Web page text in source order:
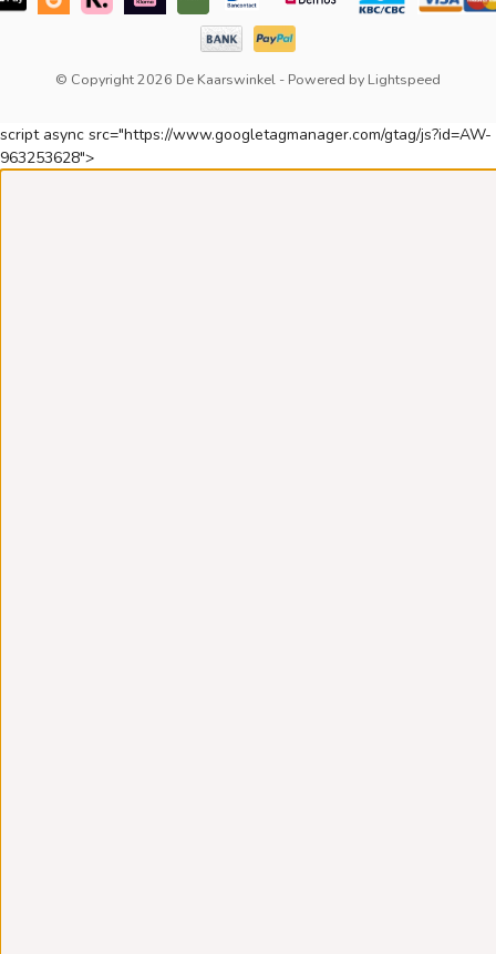
© Copyright 2026 De Kaarswinkel - Powered by Lightspeed
script async src="https://www.googletagmanager.com/gtag/js?id=AW-
963253628">